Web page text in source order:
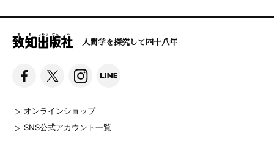
人間学を探究して四十八年
オンラインショップ
SNS公式アカウント一覧